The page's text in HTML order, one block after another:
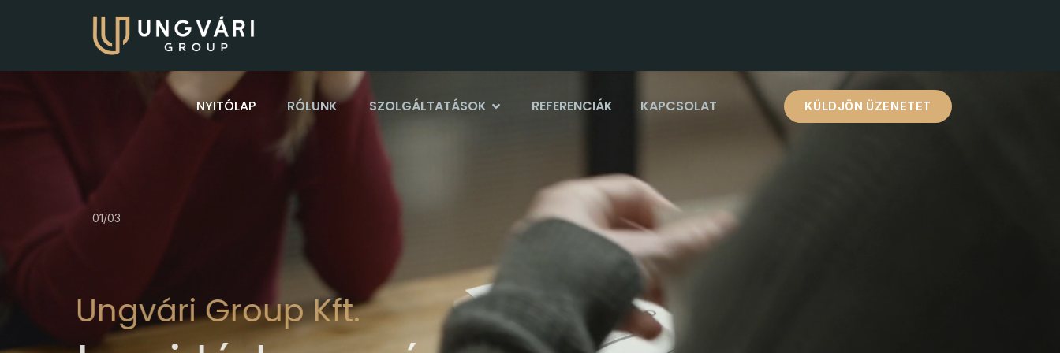
NYITÓLAP RÓLUNK SZOLGÁLTATÁSOK REFERENCIÁK KAPCSOLAT KÜLDJÖN ÜZENETET
Ungvári Group Kft.
Facility
01/03